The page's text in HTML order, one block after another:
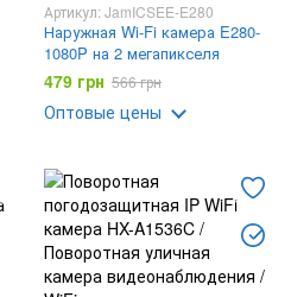
Артикул: JamICSEE-E280
Наружная Wi-Fi камера E280-
1080P на 2 мегапикселя
479 грн 566 грн
Оптовые цены